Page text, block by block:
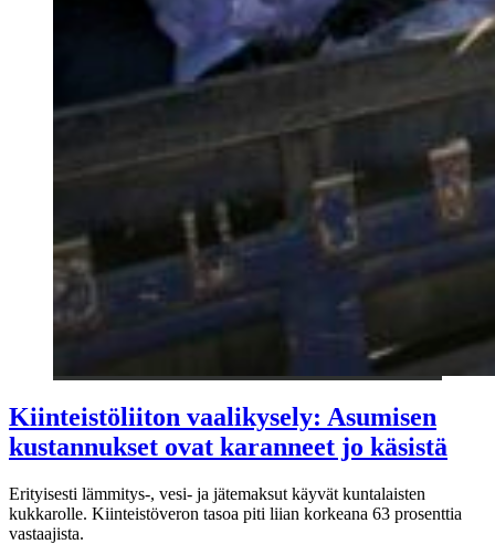
Kiinteistöliiton vaalikysely: Asumisen
kustannukset ovat karanneet jo käsistä
Erityisesti lämmitys-, vesi- ja jätemaksut käyvät kuntalaisten
kukkarolle. Kiinteistöveron tasoa piti liian korkeana 63 prosenttia
vastaajista.